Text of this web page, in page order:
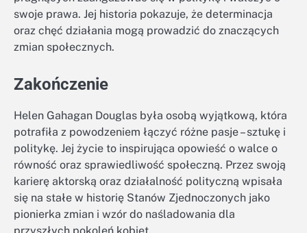
swoje prawa. Jej historia pokazuje, że determinacja
oraz chęć działania mogą prowadzić do znaczących
zmian społecznych.
Zakończenie
Helen Gahagan Douglas była osobą wyjątkową, która
potrafiła z powodzeniem łączyć różne pasje – sztukę i
politykę. Jej życie to inspirująca opowieść o walce o
równość oraz sprawiedliwość społeczną. Przez swoją
karierę aktorską oraz działalność polityczną wpisała
się na stałe w historię Stanów Zjednoczonych jako
pionierka zmian i wzór do naśladowania dla